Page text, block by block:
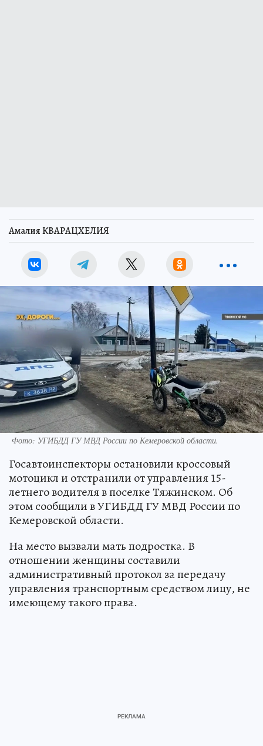
Амалия КВАРАЦХЕЛИЯ
Фото: УГИБДД ГУ МВД России по Кемеровской области.
Госавтоинспекторы остановили кроссовый
мотоцикл и отстранили от управления 15-
летнего водителя в поселке Тяжинском. Об
этом сообщили в УГИБДД ГУ МВД России по
Кемеровской области.
На место вызвали мать подростка. В
отношении женщины составили
административный протокол за передачу
управления транспортным средством лицу, не
имеющему такого права.